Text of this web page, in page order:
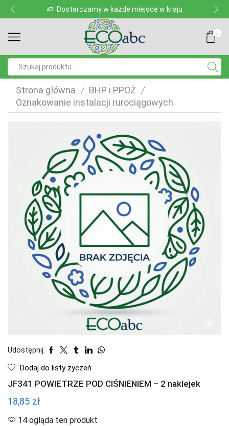
Dostarczamy w każde miejsce w kraju
0
Strona główna / BHP i PPOŻ /
Oznakowanie instalacji rurociągowych
Udostępnij:
Dodaj do listy życzeń
JF341 POWIETRZE POD CIŚNIENIEM – 2 naklejek
18,85 zł
14 ogląda ten produkt